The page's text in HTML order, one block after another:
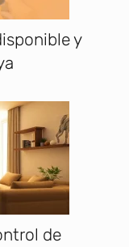
y
de